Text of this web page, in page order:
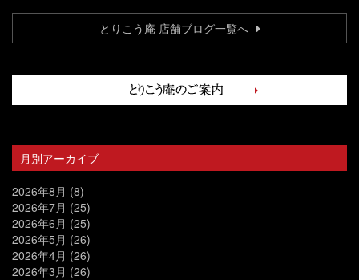
とりこう庵 店舗ブログ一覧へ
月別アーカイブ
2026年8月 (8)
2026年7月 (25)
2026年6月 (25)
2026年5月 (26)
2026年4月 (26)
2026年3月 (26)